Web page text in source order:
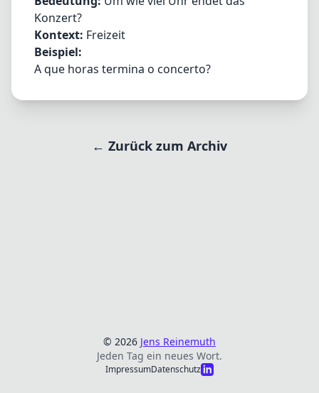
Konzert?
Kontext: Freizeit
Beispiel:
A que horas termina o concerto?
← Zurück zum Archiv
© 2026 Jens Reinemuth
Jeden Tag ein neues Wort.
ImpressumDatenschutz